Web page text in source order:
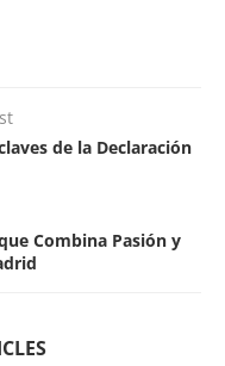
de la Declaración
Combina Pasión y